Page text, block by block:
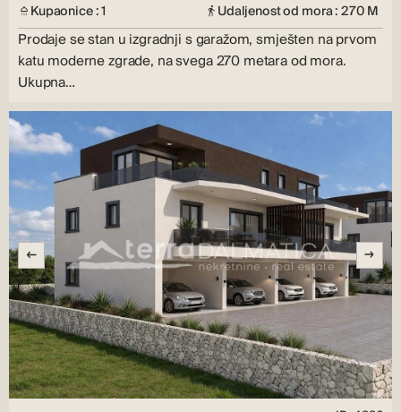
Kupaonice : 1
Udaljenost od mora : 270 M
Prodaje se stan u izgradnji s garažom, smješten na prvom
katu moderne zgrade, na svega 270 metara od mora.
Ukupna…